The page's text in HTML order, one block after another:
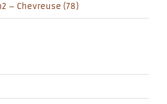
– Chevreuse (78)